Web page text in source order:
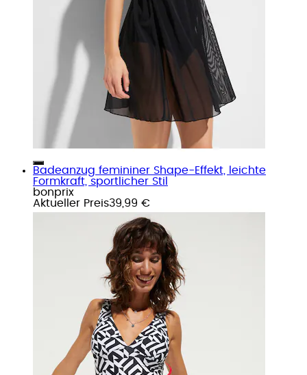
Badeanzug femininer Shape-Effekt, leichte
Formkraft, sportlicher Stil
bonprix
Aktueller Preis39,99 €